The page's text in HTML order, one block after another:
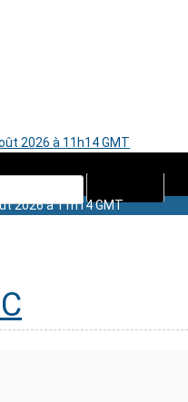
2026 à 11h14 GMT
2026 à 11h14 GMT